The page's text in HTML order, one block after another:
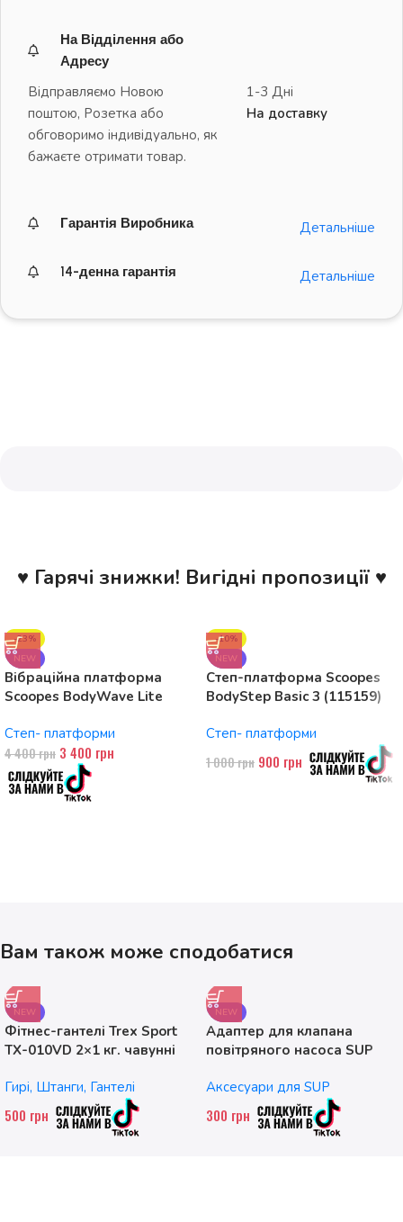
На Відділення або
Адресу
Відправляємо Новою
поштою, Розетка або
обговоримо індивідуально, як
бажаєте отримати товар.
1-3 Дні
На доставку
Гарантія Виробника Детальніше
14-денна гарантія Детальніше
♥ Гарячі знижки! Вигідні пропозиції ♥
-23%
NEW
Вібраційна платформа
Scoopes BodyWave Lite
Степ- платформи
4 400грн 3 400 грн
-10%
NEW
Степ-платформа Scoopes
BodyStep Basic 3 (115159)
рівні
Степ- платформи
1 000грн 900 грн
Вам також може сподобатися
NEW
Фітнес-гантелі Trex Sport
TX-010VD 2×1 кг. чавунні
Гирі, Штанги, Гантелі
500 грн
NEW
Адаптер для клапана
повітряного насоса SUP
Аксесуари для SUP
300 грн